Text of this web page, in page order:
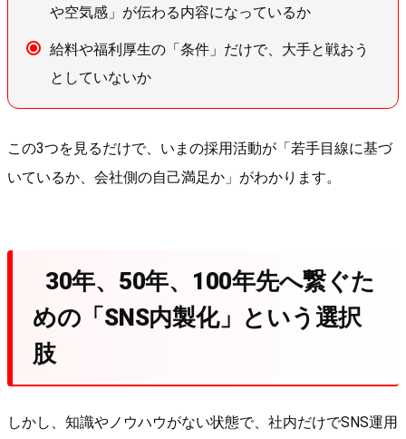
や空気感」が伝わる内容になっているか
給料や福利厚生の「条件」だけで、大手と戦おう
としていないか
この3つを見るだけで、いまの採用活動が「若手目線に基づ
いているか、会社側の自己満足か」がわかります。
30年、50年、100年先へ繋ぐた
めの「SNS内製化」という選択
肢
しかし、知識やノウハウがない状態で、社内だけでSNS運用